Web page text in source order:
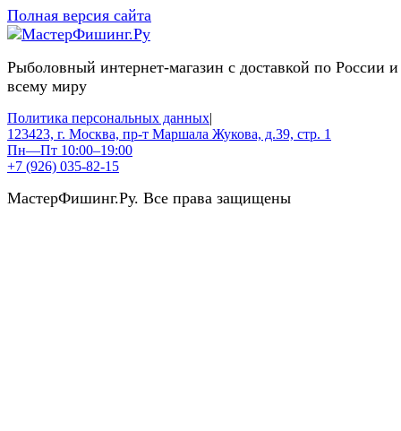
Полная версия сайта
Рыболовный интернет-магазин с доставкой по России и
всему миру
Политика персональных данных|
123423, г. Москва, пр-т Маршала Жукова, д.39, стр. 1
Пн—Пт 10:00–19:00
+7 (926) 035-82-15
МастерФишинг.Ру. Все права защищены